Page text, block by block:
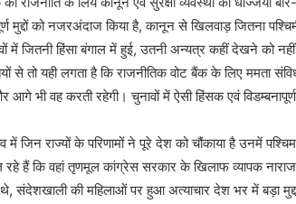
मुद्दों को नजरअंदाज किया है, कानून से खिलवाड़ जितना
में जितनी हिंसा बंगाल में हुई, उतनी अन्यत्र कहीं देखने को
से तो यही लगता है कि राजनीतिक वोट बैंक के लिए ममता
भी वह करती रहेगी। चुनावों में ऐसी हिंसक एवं
में जिन राज्यों के परिणामों ने पूरे देश को चौंकाया है उनमें
रहे हैं कि वहां तृणमूल कांग्रेस सरकार के खिलाफ व्यापक
संदेशखाली की महिलाओं पर हुआ अत्याचार देश भर में बड़ा मुद्दा